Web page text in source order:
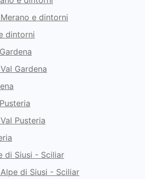
e dintorni
dintorni
Gardena
Pusteria
di Siusi - Sciliar
di Siusi - Sciliar